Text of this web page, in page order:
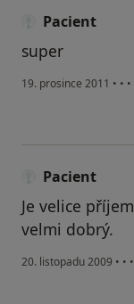
Pacient
super
19. prosince 2011 • • •
Pacient
Je velice
velmi dobrý.
20. listopadu 2009 • • •